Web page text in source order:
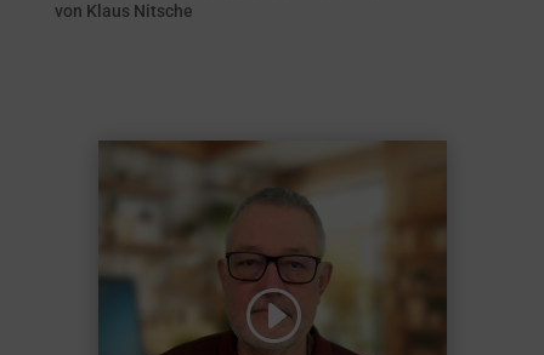
von Klaus Nitsche